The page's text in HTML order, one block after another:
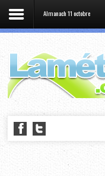
Almanach 11 octobre